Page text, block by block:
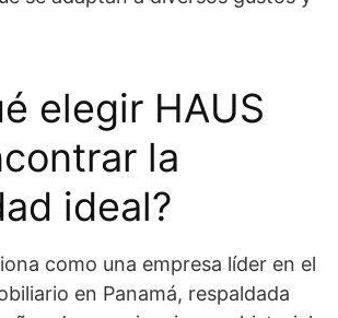
elegir HAUS
la
ideal?
como una empresa líder en el
en Panamá, respaldada